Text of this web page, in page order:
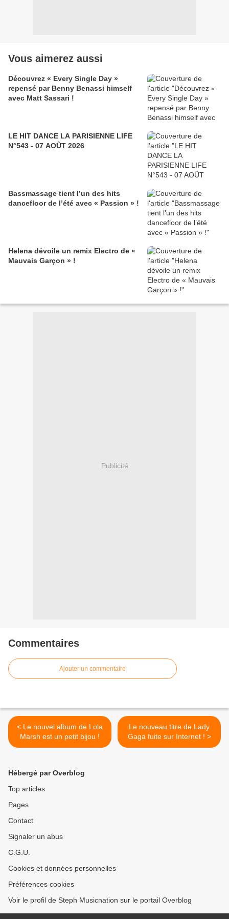
Vous aimerez aussi
Découvrez « Every Single Day »
repensé par Benny Benassi himself
avec Matt Sassari !
LE HIT DANCE LA PARISIENNE LIFE
N°543 - 07 AOÛT 2026
Bassmassage tient l’un des hits
dancefloor de l’été avec « Passion » !
Helena dévoile un remix Electro de «
Mauvais Garçon » !
Publicité
Commentaires
Ajouter un commentaire
< Le nouvel album de Lola
Marsh est un petit bijou !
Le nouveau titre de Lady
Gaga fuite sur Internet ! >
Hébergé par Overblog
Top articles
Pages
Contact
Signaler un abus
C.G.U.
Cookies et données personnelles
Préférences cookies
Voir le profil de Steph Musicnation sur le portail Overblog